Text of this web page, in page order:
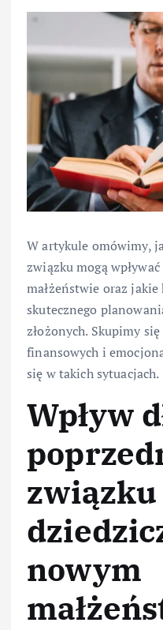
W artykule omówimy,
związku mogą
małżeństwie oraz
skutecznego
złożonych. Skupimy
finansowych i
się w takich sytuacjach.
Wpływ
związku
nowym